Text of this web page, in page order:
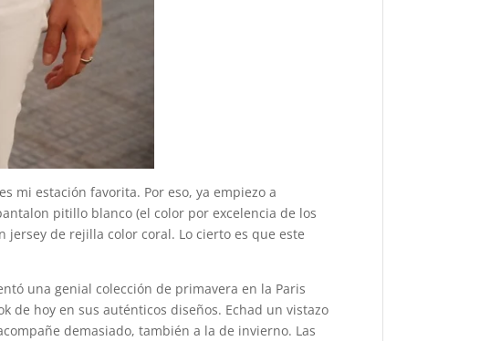
mi estación favorita. Por eso, ya empiezo a
pitillo blanco (el color por excelencia de los
jersey de rejilla color coral. Lo cierto es que este
una genial colección de primavera en la Paris
de hoy en sus auténticos diseños. Echad un vistazo
demasiado, también a la de invierno. Las